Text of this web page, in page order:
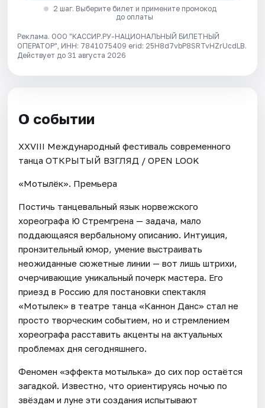
2 шаг. Выберите билет и примените промокод
до оплаты
Реклама. ООО "КАССИР.РУ-НАЦИОНАЛЬНЫЙ БИЛЕТНЫЙ
ОПЕРАТОР", ИНН: 7841075409 erid: 25H8d7vbP8SRTvHZrUcdLB.
Действует до 31 августа 2026
О событии
XХVIII Международный фестиваль современного
танца ОТКРЫТЫЙ ВЗГЛЯД / OPEN LOOK
«Мотылёк». Премьера
Постичь танцевальный язык норвежского
хореографа Ю Стремгрена — задача, мало
поддающаяся вербальному описанию. Интуиция,
пронзительный юмор, умение выстраивать
неожиданные сюжетные линии — вот лишь штрихи,
очерчивающие уникальный почерк мастера. Его
приезд в Россию для постановки спектакля
«Мотылек» в театре танца «Каннон Данс» стал не
просто творческим событием, но и стремлением
хореографа расставить акценты на актуальных
проблемах дня сегодняшнего.
Феномен «эффекта мотылька» до сих пор остаётся
загадкой. Известно, что ориентируясь ночью по
звёздам и луне эти создания испытывают